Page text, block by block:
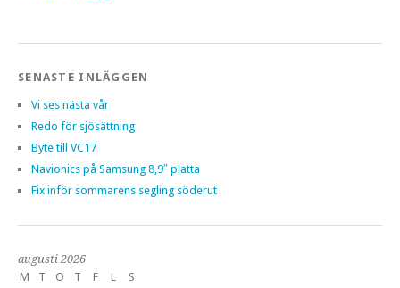
SENASTE INLÄGGEN
Vi ses nästa vår
Redo för sjösättning
Byte till VC17
Navionics på Samsung 8,9″ platta
Fix inför sommarens segling söderut
augusti 2026
M
T O T F L
S